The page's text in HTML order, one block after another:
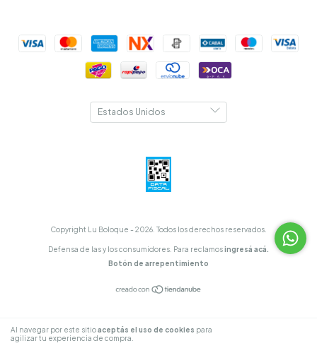
Al navegar por este sitioaceptás el uso de cookies para
agilizar tu experiencia de compra.
Copyright Lu Boloque - 2026. Todos los derechos reservados.
Defensa de las y los consumidores. Para reclamosingresá acá.
Botón de arrepentimiento